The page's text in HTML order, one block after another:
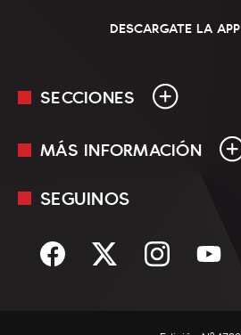
DESCARGATE LA
SECCIONES
En Vivo
Sociedad
MÁS INFORMACIÓN
Mediakit
Términos y condiciones
SEGUINOS